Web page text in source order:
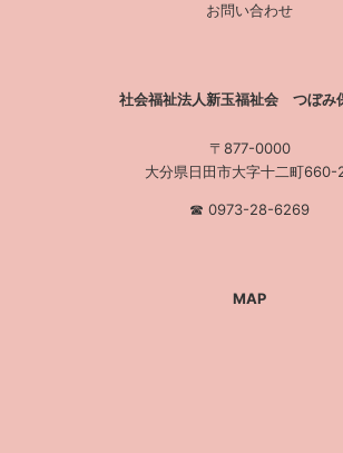
お問い合わせ
社会福祉法人新玉福祉会 つぼみ
〒877-0000
大分県日田市大字十二町660-
☎︎ 0973-28-6269
MAP